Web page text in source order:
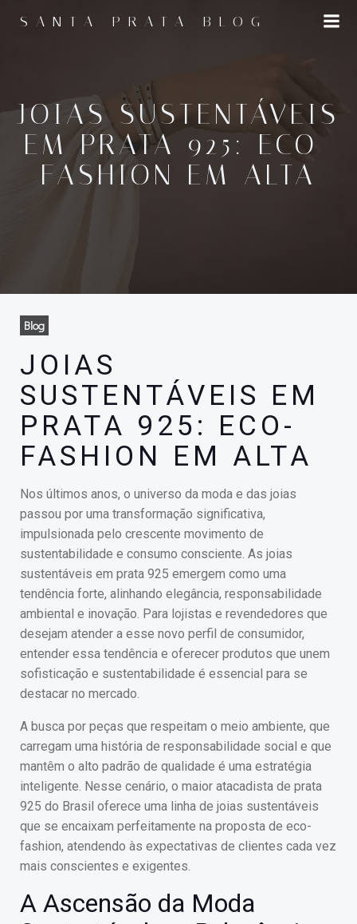
para
SANTA PRATA BLOG
JOIAS SUSTENTÁVEIS
EM PRATA 925: ECO-
FASHION EM ALTA
Blog
JOIAS
SUSTENTÁVEIS EM
PRATA 925: ECO-
FASHION EM ALTA
Nos últimos anos, o universo da moda e das joias
passou por uma transformação significativa,
impulsionada pelo crescente movimento de
sustentabilidade e consumo consciente. As joias
sustentáveis em prata 925 emergem como uma
tendência forte, alinhando elegância, responsabilidade
ambiental e inovação. Para lojistas e revendedores que
desejam atender a esse novo perfil de consumidor,
entender essa tendência e oferecer produtos que unem
sofisticação e sustentabilidade é essencial para se
destacar no mercado.
A busca por peças que respeitam o meio ambiente, que
carregam uma história de responsabilidade social e que
mantêm o alto padrão de qualidade é uma estratégia
inteligente. Nesse cenário, o maior atacadista de prata
925 do Brasil oferece uma linha de joias sustentáveis
que se encaixam perfeitamente na proposta de eco-
fashion, atendendo às expectativas de clientes cada vez
mais conscientes e exigentes.
A Ascensão da Moda